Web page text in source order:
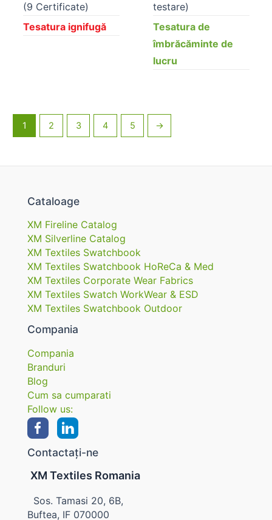
(9 Certificate)
Tesatura ignifugă
testare)
Tesatura de
îmbrăcăminte de
lucru
1 2 3 4 5 →
Cataloage
XM Fireline Catalog
XM Silverline Catalog
XM Textiles Swatchbook
XM Textiles Swatchbook HoReCa & Med
XM Textiles Corporate Wear Fabrics
XM Textiles Swatch WorkWear & ESD
XM Textiles Swatchbook Outdoor
Compania
Compania
Branduri
Blog
Cum sa cumparati
Follow us:
Contactați-ne
XM Textiles Romania
Sos. Tamasi 20, 6B,
Buftea, IF 070000